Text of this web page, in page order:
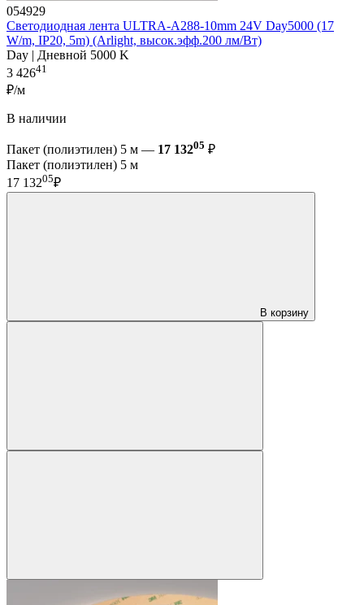
054929
Светодиодная лента ULTRA-A288-10mm 24V Day5000 (17
W/m, IP20, 5m) (Arlight, высок.эфф.200 лм/Вт)
Day | Дневной 5000 K
3 42641
₽/м
В наличии
Пакет (полиэтилен) 5 м — 17 13205 ₽
Пакет (полиэтилен) 5 м
17 13205₽
В корзину